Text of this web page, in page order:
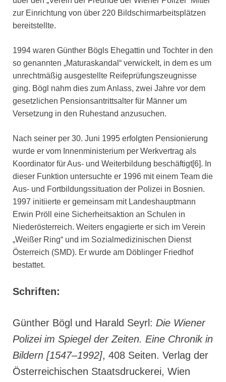
zur Einrichtung von über 220 Bildschirmarbeitsplätzen
bereitstellte.
1994 waren Günther Bögls Ehegattin und Tochter in den
so genannten „Maturaskandal“ verwickelt, in dem es um
unrechtmäßig ausgestellte Reifeprüfungszeugnisse
ging. Bögl nahm dies zum Anlass, zwei Jahre vor dem
gesetzlichen Pensionsantrittsalter für Männer um
Versetzung in den Ruhestand anzusuchen.
Nach seiner per 30. Juni 1995 erfolgten Pensionierung
wurde er vom Innenministerium per Werkvertrag als
Koordinator für Aus- und Weiterbildung beschäftigt[6]. In
dieser Funktion untersuchte er 1996 mit einem Team die
Aus- und Fortbildungssituation der Polizei in Bosnien.
1997 initiierte er gemeinsam mit Landeshauptmann
Erwin Pröll eine Sicherheitsaktion an Schulen in
Niederösterreich. Weiters engagierte er sich im Verein
„Weißer Ring“ und im Sozialmedizinischen Dienst
Österreich (SMD). Er wurde am Döblinger Friedhof
bestattet.
Schriften:
Günther Bögl und Harald Seyrl: Die Wiener
Polizei im Spiegel der Zeiten. Eine Chronik in
Bildern [1547–1992], 408 Seiten. Verlag der
Österreichischen Staatsdruckerei, Wien